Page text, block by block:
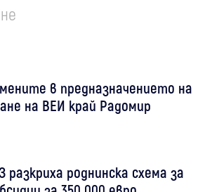
в предназначението на
на ВЕИ край Радомир
роднинска схема за